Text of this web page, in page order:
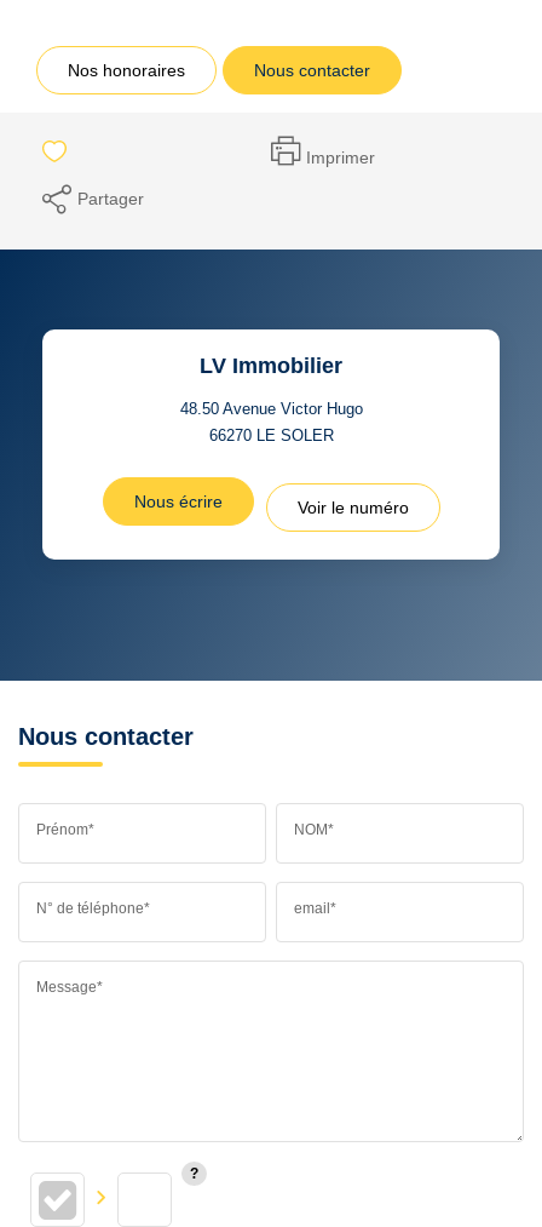
Nos honoraires Nous contacter
Imprimer
Partager
LV Immobilier
48.50 Avenue Victor Hugo
66270 LE SOLER
Nous écrire Voir le numéro
Nous contacter
Prénom* NOM*
N° de téléphone* email*
Message*